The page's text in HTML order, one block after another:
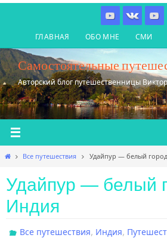
содержимому
ГЛАВНАЯ ОБО МНЕ СМИ
Самостоятельные
Авторский блог путешественницы
Главная
Все путешествия Удайпур — белый
Удайпур — белый
Индия
Все путешествия, Индия,